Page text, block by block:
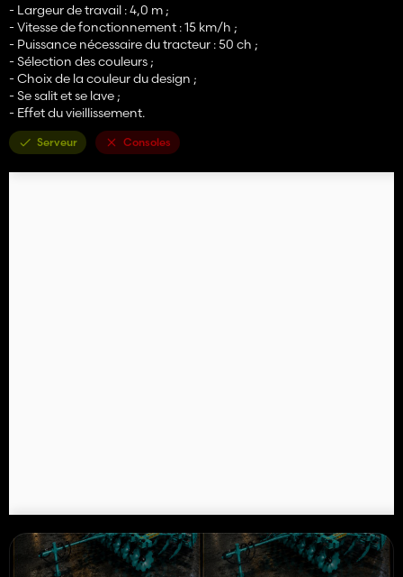
- Largeur de travail : 4,0 m ;
- Vitesse de fonctionnement : 15 km/h ;
- Puissance nécessaire du tracteur : 50 ch ;
- Sélection des couleurs ;
- Choix de la couleur du design ;
- Se salit et se lave ;
- Effet du vieillissement.
Serveur Consoles